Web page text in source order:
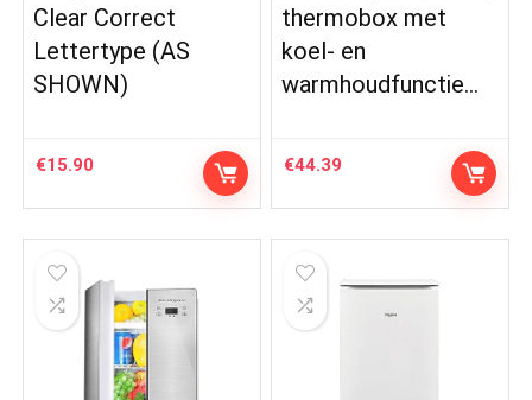
Clear Correct
Lettertype (AS
SHOWN)
€15.90
thermobox met
koel- en
warmhoudfunctie…
€44.39